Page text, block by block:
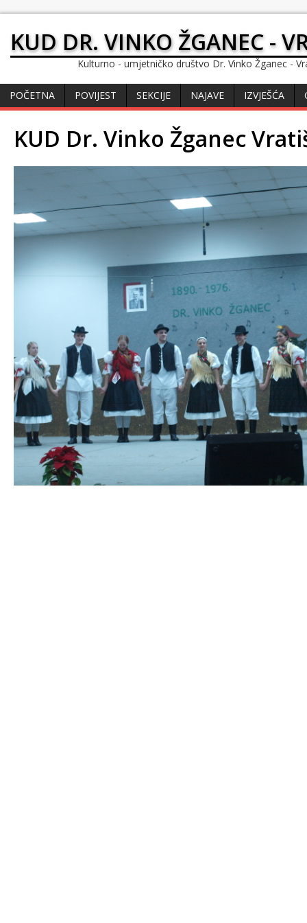
KUD DR. VINKO ŽGANEC -
Kulturno - umjetničko društvo Dr. Vinko Žganec -
POČETNA POVIJEST SEKCIJE NAJAVE IZVJEŠĆA
KUD Dr. Vinko Žganec